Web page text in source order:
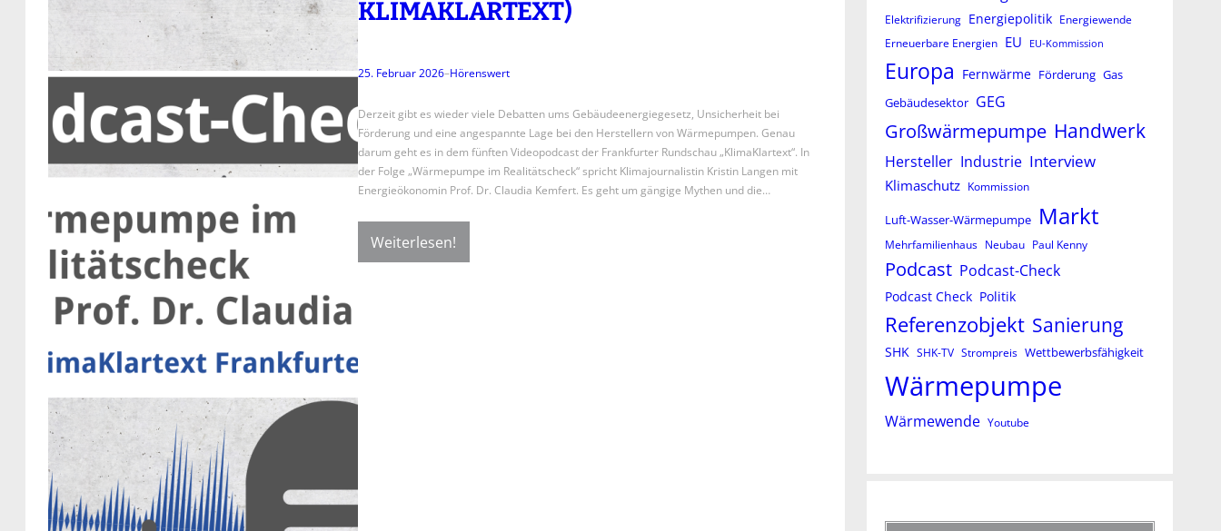
KLIMAKLARTEXT)
25. Februar 2026–Hörenswert
Derzeit gibt es wieder viele Debatten ums Gebäudeenergiegesetz, Unsicherheit bei
Förderung und eine angespannte Lage bei den Herstellern von Wärmepumpen. Genau
darum geht es in dem fünften Videopodcast der Frankfurter Rundschau „KlimaKlartext“. In
der Folge „Wärmepumpe im Realitätscheck“ spricht Klimajournalistin Kristin Langen mit
Energieökonomin Prof. Dr. Claudia Kemfert. Es geht um gängige Mythen und die…
Weiterlesen!
Elektrifizierung Energiepolitik Energiewende
Erneuerbare Energien EU EU-Kommission
Europa Fernwärme Förderung Gas
Gebäudesektor GEG
Großwärmepumpe Handwerk
Hersteller Industrie Interview
Klimaschutz Kommission
Luft-Wasser-Wärmepumpe Markt
Mehrfamilienhaus Neubau Paul Kenny
Podcast Podcast-Check
Podcast Check Politik
Referenzobjekt Sanierung
SHK SHK-TV Strompreis Wettbewerbsfähigkeit
Wärmepumpe
Wärmewende Youtube